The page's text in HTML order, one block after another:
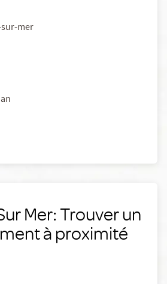
mer
Mer: Trouver un
à proximité